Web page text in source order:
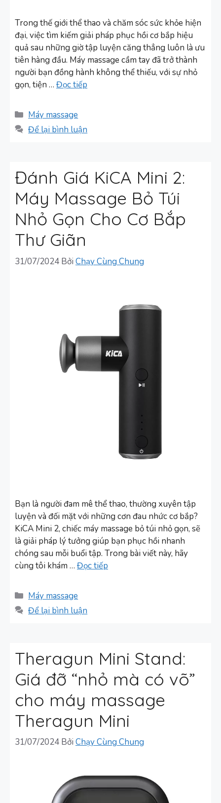
Trong thế giới thể thao và chăm sóc sức khỏe hiện
đại, việc tìm kiếm giải pháp phục hồi cơ bắp hiệu
quả sau những giờ tập luyện căng thẳng luôn là ưu
tiên hàng đầu. Máy massage cầm tay đã trở thành
người bạn đồng hành không thể thiếu, với sự nhỏ
gọn, tiện … Đọc tiếp
Danh
mục
Máy massage
Để lại bình luận
Đánh Giá KiCA Mini 2:
Máy Massage Bỏ Túi
Nhỏ Gọn Cho Cơ Bắp
Thư Giãn
31/07/2024 Bởi Chạy Cùng Chung
Bạn là người đam mê thể thao, thường xuyên tập
luyện và đối mặt với những cơn đau nhức cơ bắp?
KiCA Mini 2, chiếc máy massage bỏ túi nhỏ gọn, sẽ
là giải pháp lý tưởng giúp bạn phục hồi nhanh
chóng sau mỗi buổi tập. Trong bài viết này, hãy
cùng tôi khám … Đọc tiếp
Danh
mục
Máy massage
Để lại bình luận
Theragun Mini Stand:
Giá đỡ “nhỏ mà có võ”
cho máy massage
Theragun Mini
31/07/2024 Bởi Chạy Cùng Chung